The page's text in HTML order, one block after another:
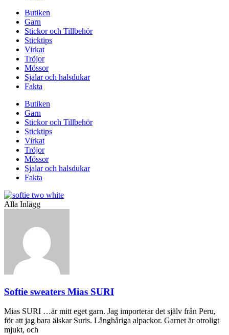
Butiken
Garn
Stickor och Tillbehör
Sticktips
Virkat
Tröjor
Mössor
Sjalar och halsdukar
Fakta
Butiken
Garn
Stickor och Tillbehör
Sticktips
Virkat
Tröjor
Mössor
Sjalar och halsdukar
Fakta
Alla Inlägg
Softie sweaters Mias SURI
Mias SURI …är mitt eget garn. Jag importerar det själv från Peru,
för att jag bara älskar Suris. Långhåriga alpackor. Garnet är otroligt
mjukt, och